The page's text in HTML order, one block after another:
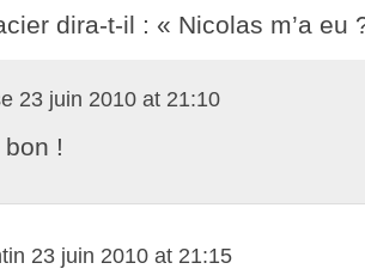
dira-t-il : « Nicolas m’a eu
23 juin 2010 at 21:10
!
23 juin 2010 at 21:15